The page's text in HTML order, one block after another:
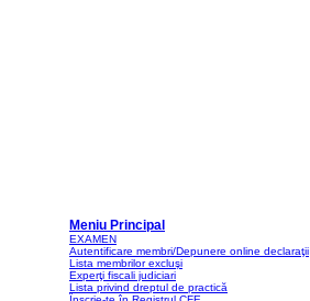
Meniu Principal
EXAMEN
Autentificare membri/Depunere online declaraţii
Lista membrilor excluşi
Experţi fiscali judiciari
Lista privind dreptul de practică